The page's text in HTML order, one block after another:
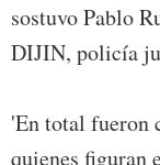
sostuvo Pablo
DIJIN, policía
'En total fueron
quienes figuran